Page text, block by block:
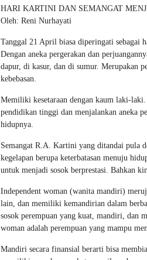
HARI KARTINI DAN SEMANGAT
Oleh: Reni Nurhayati
Tanggal 21 April biasa diperingati sebagai
Dengan aneka pergerakan dan
dapur, di kasur, dan di sumur. Merupakan
kebebasan.
Memiliki kesetaraan dengan kaum laki-laki.
pendidikan tinggi dan menjalankan aneka
hidupnya.
Semangat R.A. Kartini yang ditandai pula
kegelapan berupa keterbatasan menuju
untuk menjadi sosok berprestasi. Bahkan
Independent woman (wanita mandiri)
lain, dan memiliki kemandirian dalam
sosok perempuan yang kuat, mandiri, dan
woman adalah perempuan yang mampu
Mandiri secara finansial berarti bisa